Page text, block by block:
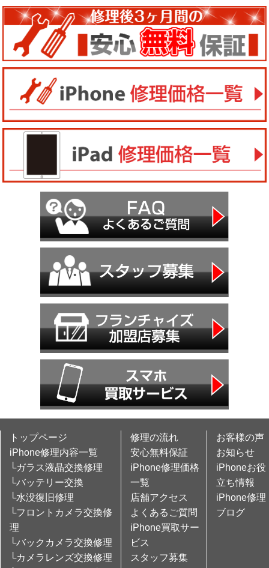
トップページ
iPhone修理内容一覧
└ガラス液晶交換修理
└バッテリー交換
└水没復旧修理
└フロントカメラ交換修
理
└バックカメラ交換修理
└カメラレンズ交換修理
修理の流れ
安心無料保証
iPhone修理価格
一覧
店舗アクセス
よくあるご質問
iPhone買取サー
ビス
スタッフ募集
お客様の声
お知らせ
iPhoneお役
立ち情報
iPhone修理
ブログ